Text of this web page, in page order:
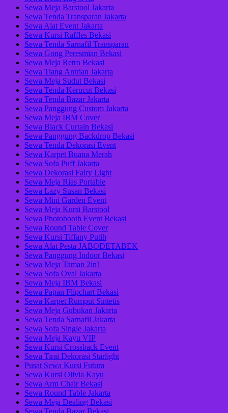
Sewa Meja Barstool Jakarta
Sewa Tenda Transparan Jakarta
Sewa Alat Event Jakarta
Sewa Kursi Raffles Bekasi
Sewa Tenda Sarnafil Transparan
Sewa Gong Peresmian Bekasi
Sewa Meja Retro Bekasi
Sewa Tiang Antrian Jakarta
Sewa Meja Sudut Bekasi
Sewa Tenda Kerucut Bekasi
Sewa Tenda Bazar Jakarta
Sewa Panggung Custom Jakarta
Sewa Meja IBM Cover
Sewa Black Curtain Bekasi
Sewa Panggung Backdrop Bekasi
Sewa Tenda Dekorasi Event
Sewa Karpet Buana Merah
Sewa Sofa Puff Jakarta
Sewa Dekorasi Fairy Light
Sewa Meja Rias Portable
Sewa Lazy Susan Bekasi
Sewa Mini Garden Event
Sewa Meja Kursi Barstool
Sewa Photobooth Event Bekasi
Sewa Round Table Cover
Sewa Kursi Tiffany Putih
Sewa Alat Pesta JABODETABEK
Sewa Panggung Indoor Bekasi
Sewa Meja Taman 2in1
Sewa Sofa Oval Jakarta
Sewa Meja IBM Bekasi
Sewa Papan Flipchart Bekasi
Sewa Karpet Rumput Sintetis
Sewa Meja Gubukan Jakarta
Sewa Tenda Sarnafil Jakarta
Sewa Sofa Single Jakarta
Sewa Meja Kayu VIP
Sewa Kursi Crossback Event
Sewa Tirai Dekorasi Starlight
Pusat Sewa Kursi Futura
Sewa Kursi Olivia Kayu
Sewa Arm Chair Bekasi
Sewa Round Table Jakarta
Sewa Meja Dealing Bekasi
Sewa Tenda Bazar Bekasi